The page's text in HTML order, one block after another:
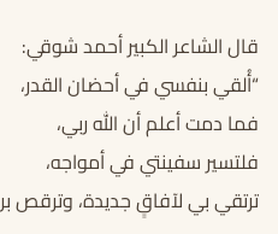
قال الشاعر الكبير أحمد شوقي:
“أُلقي بنفسي في أحضان القدر،
فما دمت أعلم أن الله ربي،
فلتسير سفينتي في أمواجه،
ترتقي بي لآفاقٍ جديدة، وترقص